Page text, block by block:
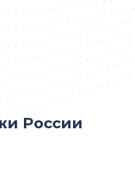
России